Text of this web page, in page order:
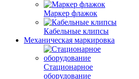
Маркер флажок
Кабельные клипсы
Механическая маркировка
Стационарное
оборудование